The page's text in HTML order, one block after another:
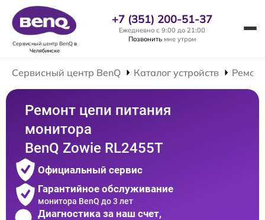
Сервисный центр BenQв
Челябинске
+7 (351) 200-51-37
Ежедневно с 9:00 до 21:00
Позвонить мне утром
Сервисный центр BenQ Каталог устройств
Ремонт цепи питания
монитора
BenQ Zowie RL2455T
Официальный сервис
Гарантийное обслуживание
монитора BenQ до 3 лет
Диагностика за наш счет,